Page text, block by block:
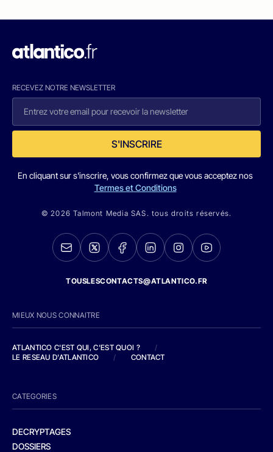
RECEVEZ NOTRE NEWSLETTER
S'INSCRIRE
En cliquant sur s'inscrire, vous confirmez que vous acceptez nos
Termes et Conditions
© 2026 Talmont Media SAS. tous droits réservés.
TOUSLESCONTACTS@ATLANTICO.FR
MIEUX NOUS CONNAITRE
ATLANTICO C'EST QUI, C'EST QUOI ?
/
LE RESEAU D'ATLANTICO
/ CONTACT
CATEGORIES
DECRYPTAGES
DOSSIERS